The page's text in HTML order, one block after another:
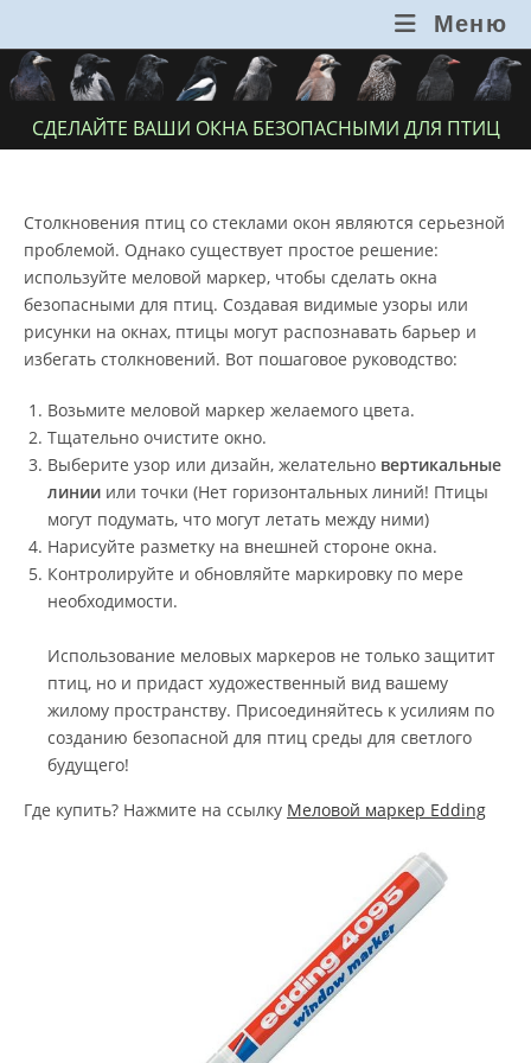
содержимому
Меню
СДЕЛАЙТЕ ВАШИ ОКНА БЕЗОПАСНЫМИ ДЛЯ ПТИЦ
Столкновения птиц со стеклами окон являются серьезной
проблемой. Однако существует простое решение:
используйте меловой маркер, чтобы сделать окна
безопасными для птиц. Создавая видимые узоры или
рисунки на окнах, птицы могут распознавать барьер и
избегать столкновений. Вот пошаговое руководство:
Возьмите меловой маркер желаемого цвета.
Тщательно очистите окно.
Выберите узор или дизайн, желательно вертикальные
линии или точки (Нет горизонтальных линий! Птицы
могут подумать, что могут летать между ними)
Нарисуйте разметку на внешней стороне окна.
Контролируйте и обновляйте маркировку по мере
необходимости.
Использование меловых маркеров не только защитит
птиц, но и придаст художественный вид вашему
жилому пространству. Присоединяйтесь к усилиям по
созданию безопасной для птиц среды для светлого
будущего!
Где купить? Нажмите на ссылку Меловой маркер Edding